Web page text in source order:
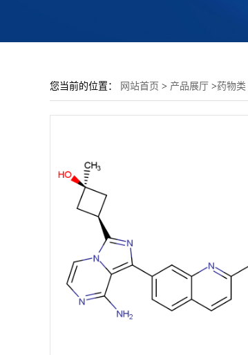
您当前的位置： 网站首页 > 产品展厅 >药物类